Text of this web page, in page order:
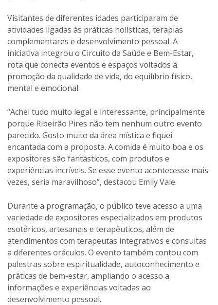
Visitantes de diferentes idades participaram de
atividades ligadas às práticas holísticas, terapias
complementares e desenvolvimento pessoal. A
iniciativa integrou o Circuito da Saúde e Bem-Estar,
rota que conecta eventos e espaços voltados à
promoção da qualidade de vida, do equilíbrio físico,
mental e emocional.
“Achei tudo muito legal e interessante, principalmente
porque Ribeirão Pires não tem nenhum outro evento
parecido. Gosto muito da área mística e fiquei
encantada com a proposta. A comida é muito boa e os
expositores são fantásticos, com produtos e
experiências incríveis. Se esse evento acontecesse mais
vezes, seria maravilhoso”, destacou Emily Vale.
Durante a programação, o público teve acesso a uma
variedade de expositores especializados em produtos
esotéricos, artesanais e terapêuticos, além de
atendimentos com terapeutas integrativos e consultas
a diferentes oráculos. O evento também contou com
palestras sobre espiritualidade, autoconhecimento e
práticas de bem-estar, ampliando o acesso a
informações e experiências voltadas ao
desenvolvimento pessoal.